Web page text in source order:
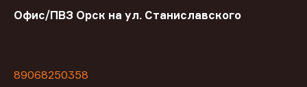
Офис/ПВЗ Орск на ул. Станиславского
89068250358